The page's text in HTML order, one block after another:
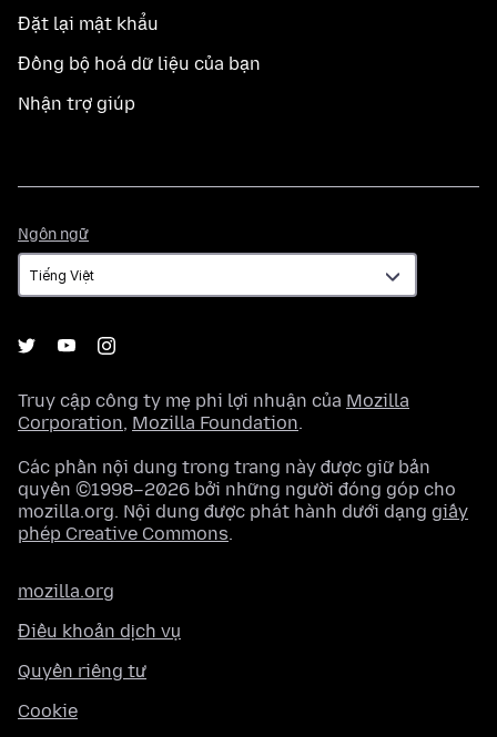
Đặt lại mật khẩu
Đồng bộ hoá dữ liệu của bạn
Nhận trợ giúp
Ngôn ngữ
ngữ
Truy cập công ty mẹ phi lợi nhuận của Mozilla
Corporation, Mozilla Foundation.
Các phần nội dung trong trang này được giữ bản
quyền ©1998–2026 bởi những người đóng góp cho
mozilla.org. Nội dung được phát hành dưới dạng giấy
phép Creative Commons.
mozilla.org
Điều khoản dịch vụ
Quyền riêng tư
Cookie